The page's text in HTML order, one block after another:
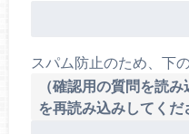
スパム防止のため、下
（確認用の質問を読
を再読み込みしてくだ